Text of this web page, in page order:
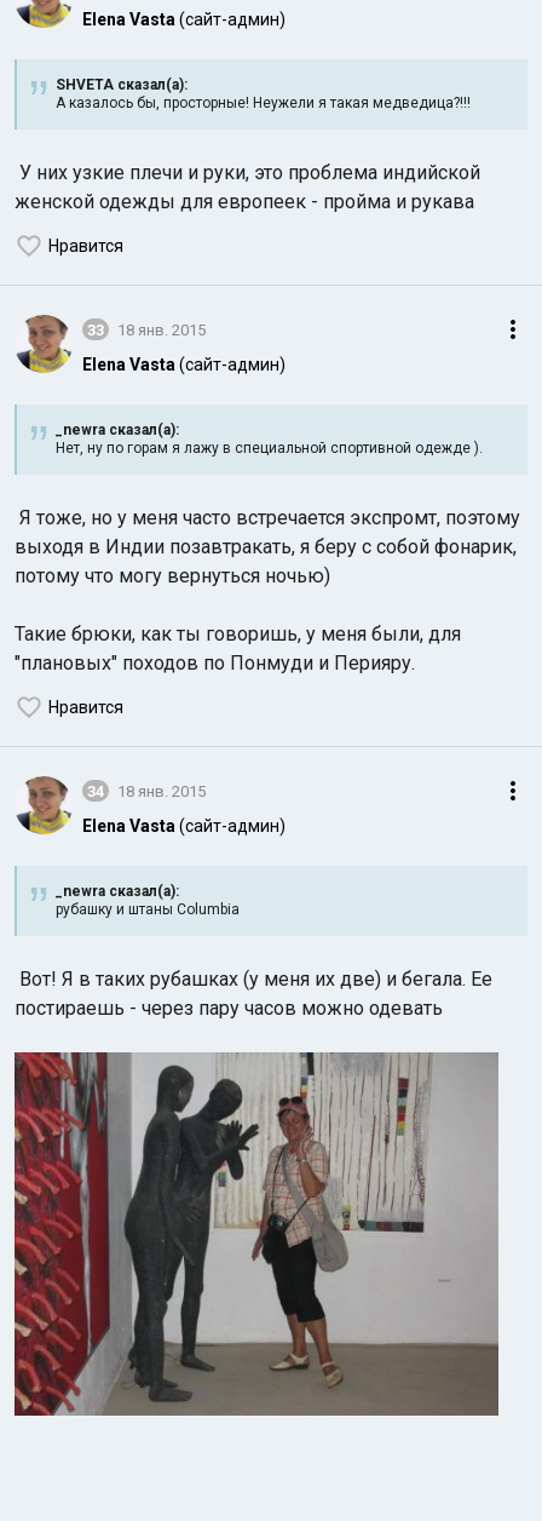
Elena Vasta (сайт-админ)
SHVETA сказал(а):
А казалось бы, просторные! Неужели я такая медведица?!!!
У них узкие плечи и руки, это проблема индийской
женской одежды для европеек - пройма и рукава
Нравится
33 18 янв. 2015
Elena Vasta (сайт-админ)
_newra сказал(а):
Нет, ну по горам я лажу в специальной спортивной одежде ).
Я тоже, но у меня часто встречается экспромт, поэтому
выходя в Индии позавтракать, я беру с собой фонарик,
потому что могу вернуться ночью)
Такие брюки, как ты говоришь, у меня были, для
"плановых" походов по Понмуди и Перияру.
Нравится
34 18 янв. 2015
Elena Vasta (сайт-админ)
_newra сказал(а):
рубашку и штаны Columbia
Вот! Я в таких рубашках (у меня их две) и бегала. Ее
постираешь - через пару часов можно одевать